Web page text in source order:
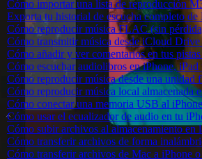
Cómo importar una lista de reproducción
Exporta tu historial de escucha completo
Cómo reproducir música FLAC (sin
Cómo transmitir música desde iCloud
Cómo añadir y ver comentarios en tus
Cómo escuchar audiolibros en iPhone,
Cómo reproducir música desde una
Cómo reproducir música local almacenada
Cómo conectar una memoria USB al
Cómo usar el ecualizador de audio en tu
Cómo subir archivos al almacenamiento
Cómo transferir archivos de forma
Cómo transferir archivos de Mac a iPhone